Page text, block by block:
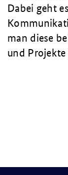
Dabei geht
man diese
und